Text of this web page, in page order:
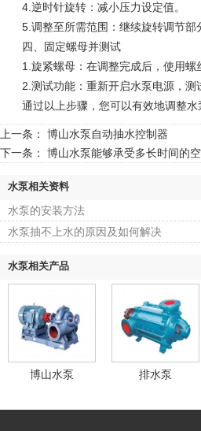
4.逆时针旋转：减小压力设定值。
5.调整至所需范围：继续旋转调节部
四、固定螺母并测试
1.旋紧螺母：在调整完成后，使用螺
2.测试功能：重新开启水泵电源，测
通过以上步骤，您可以有效地调整水
上一条： 博山水泵自动抽水控制器
下一条： 博山水泵能够承受多长时间的
水泵相关资料
水泵的安装方法
水泵抽不上水的原因及如何解决
水泵相关产品
博山水泵 排水泵